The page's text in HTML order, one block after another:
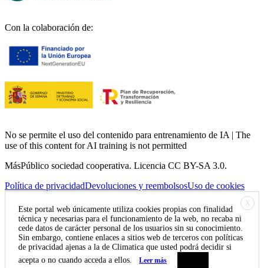
Con la colaboración de:
No se permite el uso del contenido para entrenamiento de IA | The
use of this content for AI training is not permitted
MásPúblico sociedad cooperativa. Licencia CC BY-SA 3.0.
Política de privacidadDevoluciones y reembolsosUso de cookies
X
Este portal web únicamente utiliza cookies propias con finalidad
técnica y necesarias para el funcionamiento de la web, no recaba ni
cede datos de carácter personal de los usuarios sin su conocimiento.
Sin embargo, contiene enlaces a sitios web de terceros con políticas
de privacidad ajenas a la de Climatica que usted podrá decidir si
acepta o no cuando acceda a ellos.
Leer más